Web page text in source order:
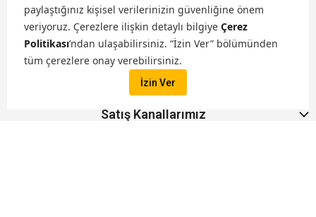
paylaştığınız kişisel verilerinizin güvenliğine önem
veriyoruz. Çerezlere ilişkin detaylı bilgiye Çerez
Politikası’ndan ulaşabilirsiniz. “İzin Ver” bölümünden
tüm çerezlere onay verebilirsiniz.
İzin Ver
Hakkımızda
Markalarımız
Satış Kanallarımız